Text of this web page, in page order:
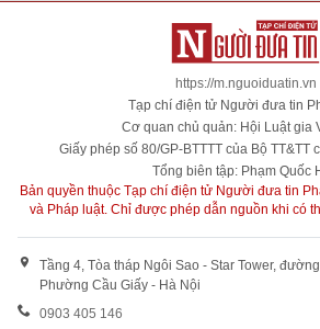
https://m.nguoiduatin.vn
Tạp chí điện tử Người đưa tin
Cơ quan chủ quản: Hội Luật gia
Giấy phép số 80/GP-BTTTT của Bộ TT&TT
Tổng biên tập: Phạm Quốc
Bản quyền thuộc Tạp chí điện tử Người đưa tin
và Pháp luật. Chỉ được phép dẫn nguồn khi có
Tầng 4, Tòa tháp Ngôi Sao - Star Tower,
Phường Cầu Giấy - Hà Nội
0903 405 146